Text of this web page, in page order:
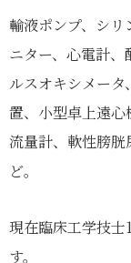
輸液ポンプ、シ
ニター、心電計
ルスオキシメー
置、小型卓上遠
流量計、軟性膀
ど。
現在臨床工学技士
す。